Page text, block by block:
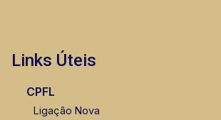
Links Úteis
CPFL
Ligação Nova